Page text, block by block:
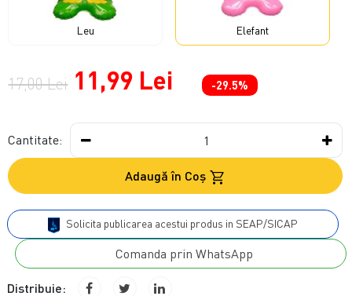
Leu Elefant
17,00 Lei 11,99 Lei -29.5%
Cantitate:
Adaugă în Coş
Solicita publicarea acestui produs in SEAP/SICAP
Comanda prin WhatsApp
Distribuie: